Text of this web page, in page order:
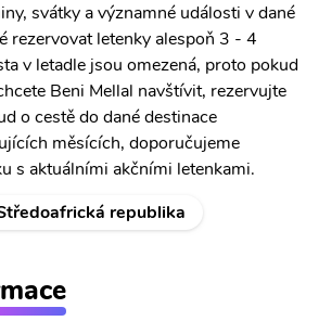
svátky a významné události v dané
rezervovat letenky alespoň 3 - 4
v letadle jsou omezená, proto pokud
Beni Mellal navštívit, rezervujte
o cestě do dané destinace
měsících, doporučujeme
s aktuálními akčními letenkami.
republika